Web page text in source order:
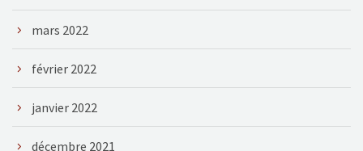
mars 2022
février 2022
janvier 2022
décembre 2021